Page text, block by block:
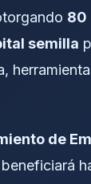
80
semilla
de